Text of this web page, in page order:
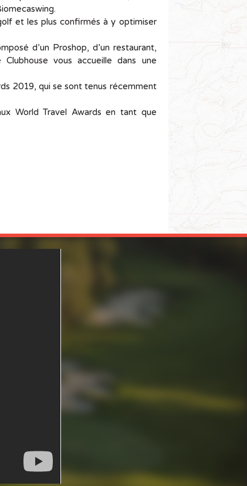
et les plus confirmés à y optimiser
d’un Proshop, d’un restaurant,
vous accueille dans une
2019, qui se sont tenus récemment
World Travel Awards en tant que